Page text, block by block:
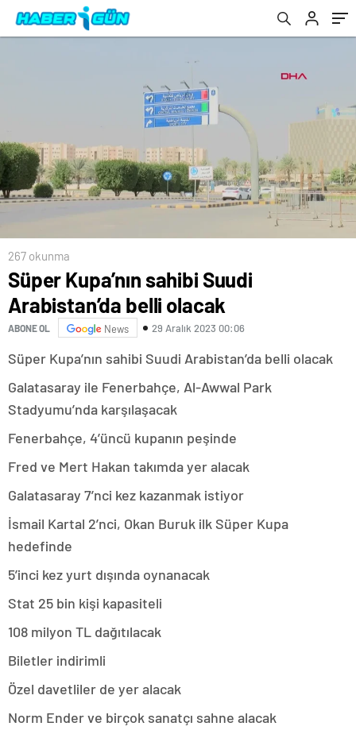
267 okunma
Süper Kupa’nın sahibi Suudi
Arabistan’da belli olacak
ABONE OL News 29 Aralık 2023 00:06
Süper Kupa’nın sahibi Suudi Arabistan’da belli olacak
Galatasaray ile Fenerbahçe, Al-Awwal Park
Stadyumu’nda karşılaşacak
Fenerbahçe, 4’üncü kupanın peşinde
Fred ve Mert Hakan takımda yer alacak
Galatasaray 7’nci kez kazanmak istiyor
İsmail Kartal 2’nci, Okan Buruk ilk Süper Kupa
hedefinde
5’inci kez yurt dışında oynanacak
Stat 25 bin kişi kapasiteli
108 milyon TL dağıtılacak
Biletler indirimli
Özel davetliler de yer alacak
Norm Ender ve birçok sanatçı sahne alacak